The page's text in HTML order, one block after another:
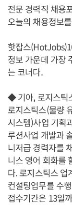
전문 경력직 채용
오늘의 채용정보
핫잡스
정보 가운데 가장
는 코너다.
◆ 기아, 로지스틱
로지스틱스(물량
시스템)사업 기획
루션사업 개발과
니저급 경력자를
니스 영어 회화를
다. 로지스틱스 업
컨설팅업무를 수
접수기간은 13일